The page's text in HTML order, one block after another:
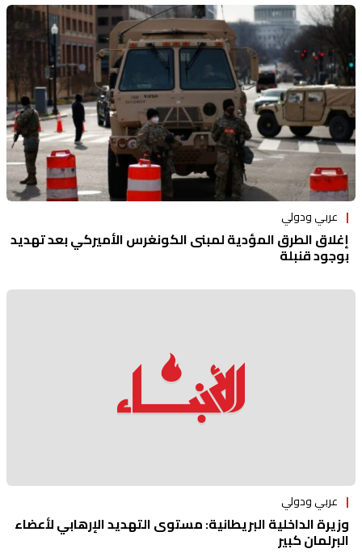
عربي ودولي
إغلاق الطرق المؤدية لمبنى الكونغرس الأميركي بعد تهديد
بوجود قنبلة
عربي ودولي
وزيرة الداخلية البريطانية: مستوى التهديد الإرهابي لأعضاء
البرلمان كبير